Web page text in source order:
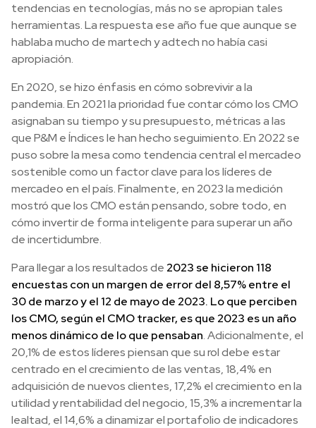
tendencias en tecnologías, más no se apropian tales
herramientas. La respuesta ese año fue que aunque se
hablaba mucho de martech y adtech no había casi
apropiación.
En 2020, se hizo énfasis en cómo sobrevivir a la
pandemia. En 2021 la prioridad fue contar cómo los CMO
asignaban su tiempo y su presupuesto, métricas a las
que P&M e Índices le han hecho seguimiento. En 2022 se
puso sobre la mesa como tendencia central el mercadeo
sostenible como un factor clave para los líderes de
mercadeo en el país. Finalmente, en 2023 la medición
mostró que los CMO están pensando, sobre todo, en
cómo invertir de forma inteligente para superar un año
de incertidumbre.
Para llegar a los resultados de 2023 se hicieron 118
encuestas con un margen de error del 8,57% entre el
30 de marzo y el 12 de mayo de 2023. Lo que perciben
los CMO, según el CMO tracker, es que 2023 es un año
menos dinámico de lo que pensaban. Adicionalmente, el
20,1% de estos líderes piensan que su rol debe estar
centrado en el crecimiento de las ventas, 18,4% en
adquisición de nuevos clientes, 17,2% el crecimiento en la
utilidad y rentabilidad del negocio, 15,3% a incrementar la
lealtad, el 14,6% a dinamizar el portafolio de indicadores